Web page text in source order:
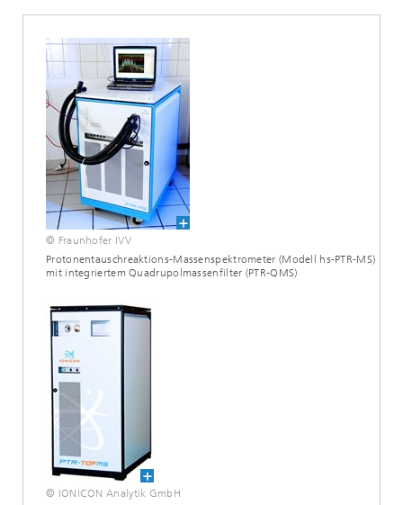
© Fraunhofer IVV
Protonentauschreaktions-Massenspektrometer (Modell hs-PTR-MS)
mit integriertem Quadrupolmassenfilter (PTR-QMS)
© IONICON Analytik GmbH